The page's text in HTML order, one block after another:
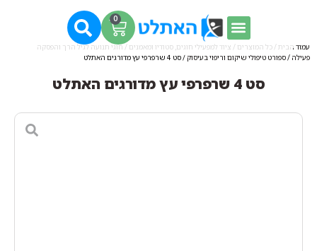
0
עמוד הבית / כל המוצרים / ציוד למפעילי חוגים, סטודיו ומאמנים / חוגי תנועה לגיל הרך והפסקה
פעילה /ספורט טיפולי שיקום וריפוי בעיסוק/ סט 4 שרפרפי עץ מדורגים האתלט
סט 4 שרפרפי עץ מדורגים האתלט